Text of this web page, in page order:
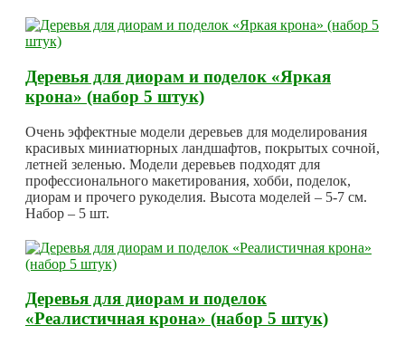
Деревья для диорам и поделок «Яркая
крона» (набор 5 штук)
Очень эффектные модели деревьев для моделирования
красивых миниатюрных ландшафтов, покрытых сочной,
летней зеленью. Модели деревьев подходят для
профессионального макетирования, хобби, поделок,
диорам и прочего рукоделия. Высота моделей – 5-7 см.
Набор – 5 шт.
Деревья для диорам и поделок
«Реалистичная крона» (набор 5 штук)